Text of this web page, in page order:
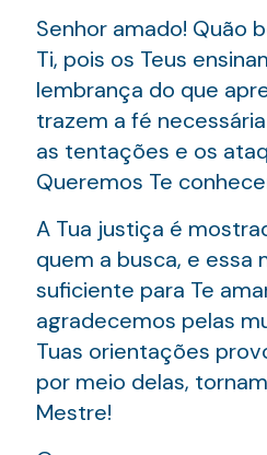
Senhor amado! Quão
Ti, pois os Teus
lembrança do que
trazem a fé
as tentações e os
Queremos Te
A Tua justiça é
quem a busca, e essa
suficiente para Te
agradecemos pelas
Tuas orientações
por meio delas,
Mestre!